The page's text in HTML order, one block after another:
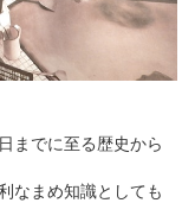
までに至る歴史から
なまめ知識としても